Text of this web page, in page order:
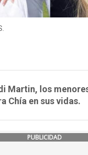
Martin, los
Chía en sus vidas.
PUBLICIDAD